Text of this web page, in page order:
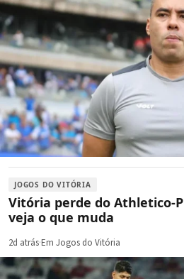
JOGOS DO VITÓRIA
Vitória perde do Athletico-
veja o que muda
2d atrás·Em Jogos do Vitória